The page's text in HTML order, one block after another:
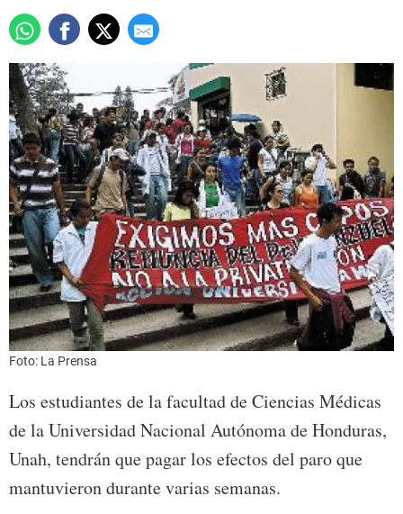
Foto: La Prensa
Los estudiantes de la facultad de Ciencias Médicas
de la Universidad Nacional Autónoma de Honduras,
Unah, tendrán que pagar los efectos del paro que
mantuvieron durante varias semanas.